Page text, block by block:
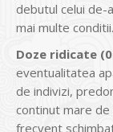
debutul celui de-
mai multe conditii.
Doze ridicate
eventualitatea
de indivizi,
continut mare de
frecvent